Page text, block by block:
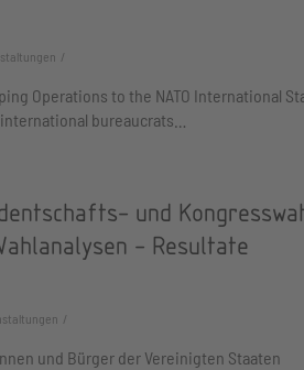
Operations to the NATO International
bureaucrats…
und
- Resultate
und Bürger der Vereinigten Staaten